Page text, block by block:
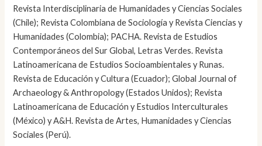
Revista Interdisciplinaria de Humanidades y Ciencias Sociales
(Chile); Revista Colombiana de Sociología y Revista Ciencias y
Humanidades (Colombia); PACHA. Revista de Estudios
Contemporáneos del Sur Global, Letras Verdes. Revista
Latinoamericana de Estudios Socioambientales y Runas.
Revista de Educación y Cultura (Ecuador); Global Journal of
Archaeology & Anthropology (Estados Unidos); Revista
Latinoamericana de Educación y Estudios Interculturales
(México) y A&H. Revista de Artes, Humanidades y Ciencias
Sociales (Perú).